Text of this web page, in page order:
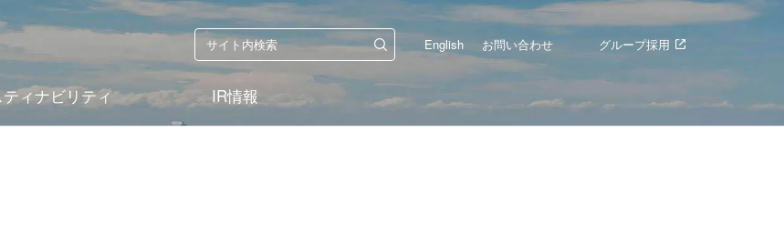
English お問い合わせ グループ採用
ィナビリティ IR情報